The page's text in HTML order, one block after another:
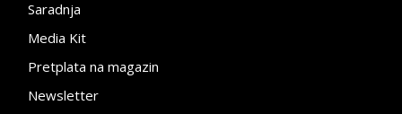
Saradnja
Media Kit
Pretplata na magazin
Newsletter